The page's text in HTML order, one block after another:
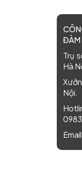
ĐÀM
Trụ
Hà
Nội.